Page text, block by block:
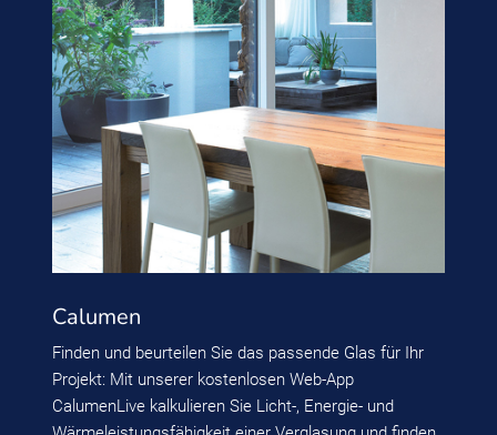
Calumen
Finden und beurteilen Sie das passende Glas für Ihr
Projekt: Mit unserer kostenlosen Web-App
CalumenLive kalkulieren Sie Licht-, Energie- und